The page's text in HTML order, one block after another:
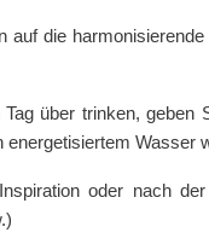
auf die
über trinken,
oder nach